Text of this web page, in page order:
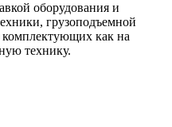
оборудования и
грузоподъемной
комплектующих как на
технику.